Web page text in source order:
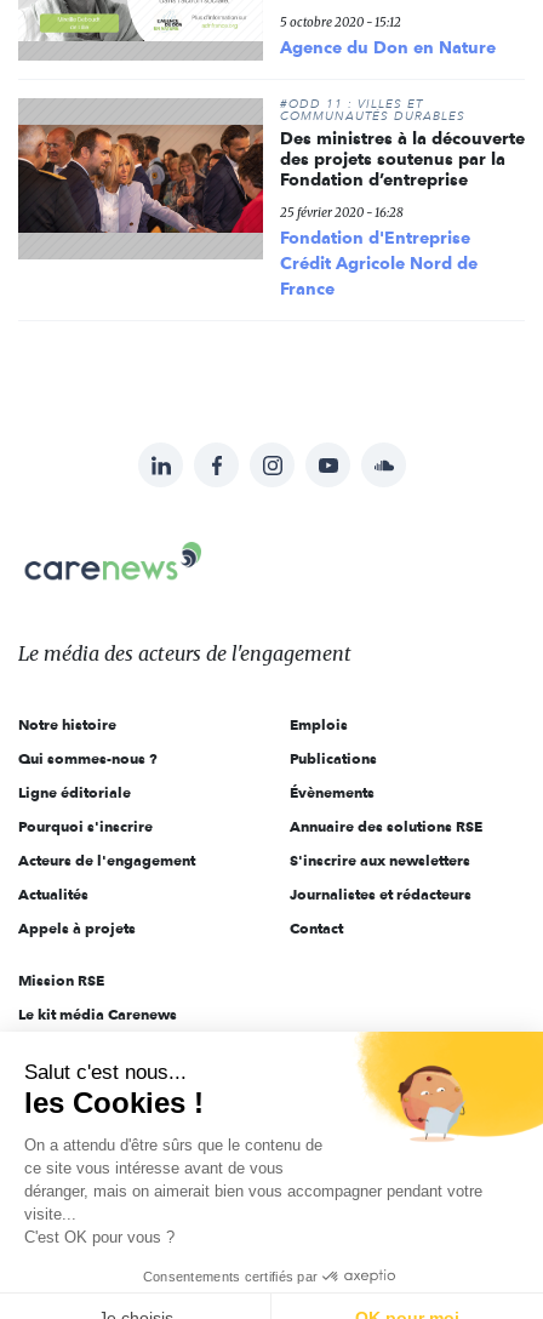
5 octobre 2020 - 15:12
Agence du Don en Nature
#ODD 11 : VILLES ET
COMMUNAUTÉS DURABLES
Des ministres à la découverte
des projets soutenus par la
Fondation d’entreprise
25 février 2020 - 16:28
Fondation d'Entreprise
Crédit Agricole Nord de
France
sur:
LinkedInFacebookInstagramYouTubeSoundcloud
Carenews,
Le
des
l'engagement
Le média des acteurs de l'engagement
Notre histoire
Qui sommes-nous ?
Ligne éditoriale
Pourquoi s'inscrire
Acteurs de l'engagement
Actualités
Appels à projets
Emplois
Publications
Évènements
Annuaire des solutions RSE
S'inscrire aux newsletters
Journalistes et rédacteurs
Contact
Mission RSE
Le kit média Carenews
AEF info
Novethic
PRODURABLE
Inclusiv Day
Données personnelles Mentions légales 2025-2026 Tout droits réservés
Salut c'est nous...
les Cookies !
On a attendu d'être sûrs que le contenu de
ce site vous intéresse avant de vous
déranger, mais on aimerait bien vous accompagner pendant votre
visite...
C'est OK pour vous ?
Consentements certifiés par